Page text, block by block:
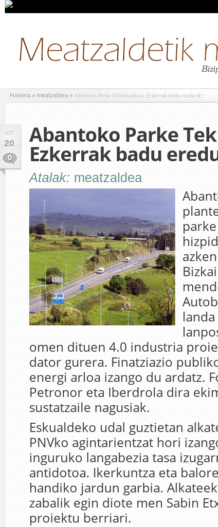
Hasiera » meatzaldea » Abantoko Parke Teknologikoa. Ezkerrak badu eredurik?
UZT
20
0
Abantoko Parke
Ezkerrak badu
Atalak: meatzaldea
omen dituen 4.0 industria
dator gurera. Finatziazio
energi arloa izango du ardatz.
Petronor eta Iberdrola dira
sustatzaile nagusiak.
Eskualdeko udal guztietan
PNVko agintarientzat hori
inguruko langabezia tasa
antidotoa. Ikerkuntza eta
handiko jardun garbia.
zabalik egin diote men Sabin
proiektu berriari.